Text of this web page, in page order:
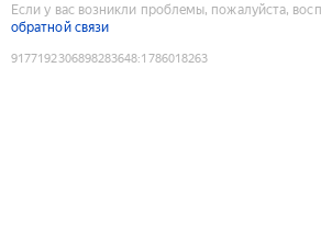
Если у вас возникли проблемы, пожалуйста,
обратной связи
9177192306898283648:1786018263